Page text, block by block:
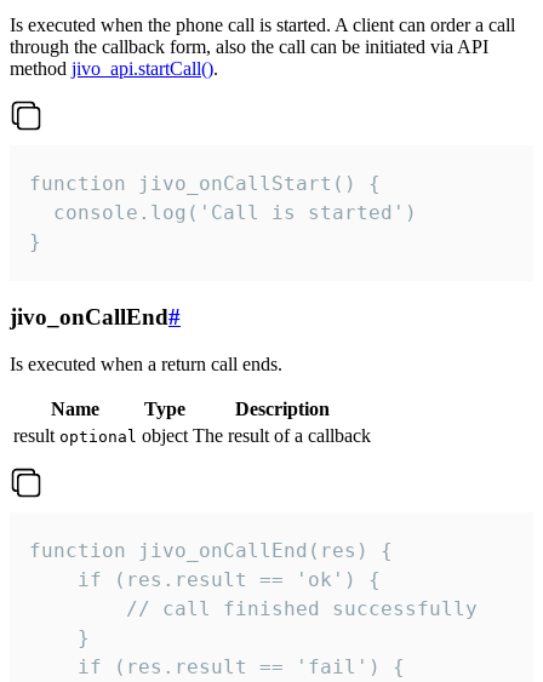
Is executed when the phone call is started. A client can order a call
through the callback form, also the call can be initiated via API
method jivo_api.startCall().
function jivo_onCallStart() {
  console.log('Call is started')
}
jivo_onCallEnd#
Is executed when a return call ends.
Name Type
Description
result optional object The result of a callback
function jivo_onCallEnd(res) {
    if (res.result == 'ok') {
        // call finished successfully
    }
    if (res.result == 'fail') {